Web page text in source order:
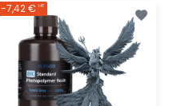
-7,42 € HT